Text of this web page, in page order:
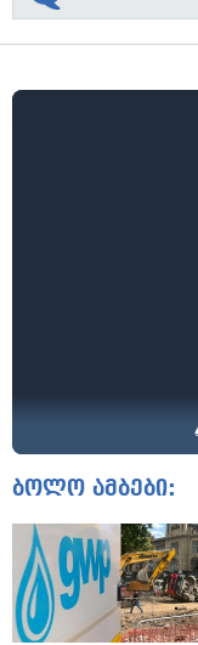
ბოლო ამბები: